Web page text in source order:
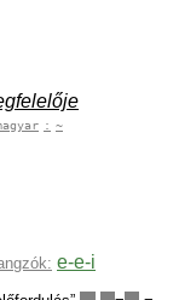
: ~
e-e-i